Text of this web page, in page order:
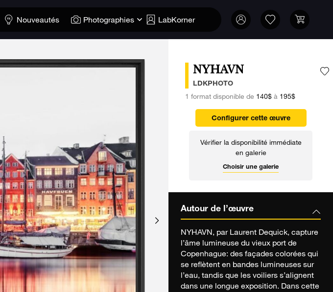
Nouveautés Photographies LabKorner
NYHAVN
LDKPHOTO
1 format disponible de 140$à 195$
Configurer cette œuvre
Vérifier la disponibilité immédiate
en galerie
Choisir une galerie
Autour de l’œuvre
NYHAVN, par Laurent Dequick, capture
l’âme lumineuse du vieux port de
Copenhague: des façades colorées qui
se reflètent en bandes lumineuses sur
l’eau, tandis que les voiliers s’alignent
dans une longue exposition. Dans cette